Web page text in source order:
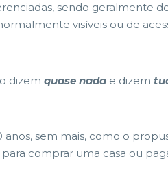
sendo geralmente
visíveis ou de
dizem quase nada e dizem
anos, sem mais, como o
comprar uma casa ou